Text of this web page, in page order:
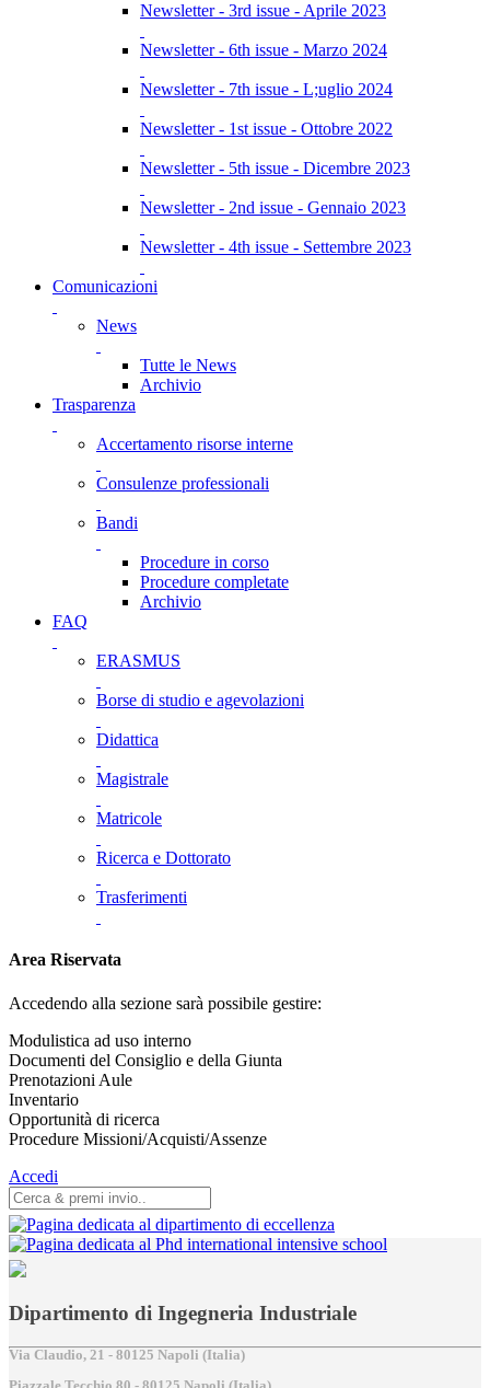
Newsletter - 3rd issue - Aprile 2023
Newsletter - 6th issue - Marzo 2024
Newsletter - 7th issue - L;uglio 2024
Newsletter - 1st issue - Ottobre 2022
Newsletter - 5th issue - Dicembre 2023
Newsletter - 2nd issue - Gennaio 2023
Newsletter - 4th issue - Settembre 2023
Comunicazioni
News
Tutte le News
Archivio
Trasparenza
Accertamento risorse interne
Consulenze professionali
Bandi
Procedure in corso
Procedure completate
Archivio
FAQ
ERASMUS
Borse di studio e agevolazioni
Didattica
Magistrale
Matricole
Ricerca e Dottorato
Trasferimenti
Area Riservata
Accedendo alla sezione sarà possibile gestire:
Modulistica ad uso interno
Documenti del Consiglio e della Giunta
Prenotazioni Aule
Inventario
Opportunità di ricerca
Procedure Missioni/Acquisti/Assenze
Accedi
Dipartimento di Ingegneria Industriale
Via Claudio, 21 - 80125 Napoli (Italia)